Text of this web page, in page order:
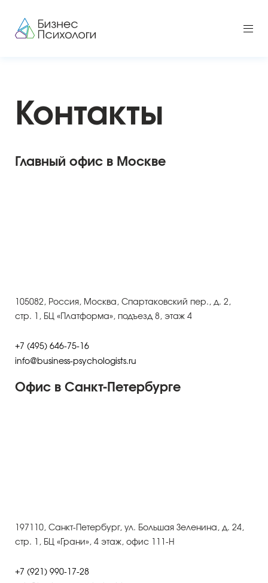
Контакты
Главный офис в Москве
105082, Россия, Москва, Спартаковский пер., д. 2,
стр. 1, БЦ «Платформа», подъезд 8, этаж 4
+7 (495) 646-75-16
info@business-psychologists.ru
Офис в Санкт-Петербурге
197110, Санкт-Петербург, ул. Большая Зеленина, д. 24,
стр. 1, БЦ «Грани», 4 этаж, офис 111-Н
+7 (921) 990-17-28